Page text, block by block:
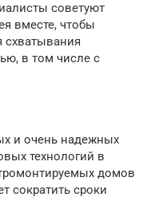
советуют
вместе, чтобы
схватывания
в том числе с
и очень надежных
технологий в
домов
сократить сроки